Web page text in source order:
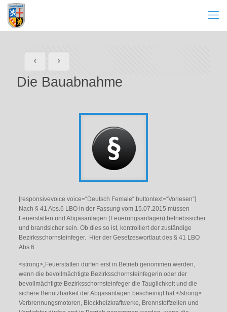
Die Bauabnahme
[responsivevoice voice=“Deutsch Female“ buttontext=“Vorlesen“]
Nach § 41 Abs.6 LBO in der Fassung vom 15.07.2015 müssen
Feuerstätten und Abgasanlagen (Feuerungsanlagen) betriebssicher
und brandsicher sein. Ob dies so ist, kontrolliert der zuständige
Bezirksschornsteinfeger. Hier der Gesetzeswortlaut des § 41 LBO
Abs.6 :
<strong>„Feuerstätten dürfen erst in Betrieb genommen werden,
wenn die bevollmächtigte Bezirksschornsteinfegerin oder der
bevollmächtigte Bezirksschornsteinfeger die Tauglichkeit und die
sichere Benutzbarkeit der Abgasanlagen bescheinigt hat.</strong>
Verbrennungsmotoren, Blockheizkraftwerke, Brennstoffzellen und